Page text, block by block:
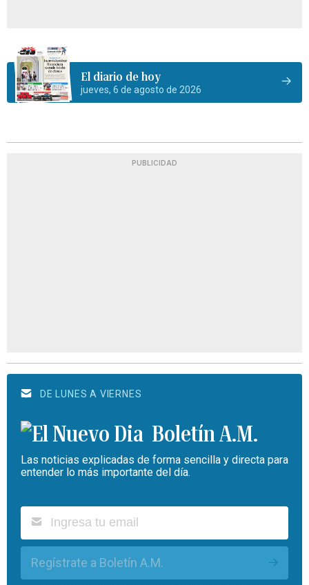
El diario de hoy
jueves, 6 de agosto de 2026
PUBLICIDAD
DE LUNES A VIERNES
Boletín A.M.
Las noticias explicadas de forma sencilla y directa para
entender lo más importante del día.
Regístrate a Boletín A.M.